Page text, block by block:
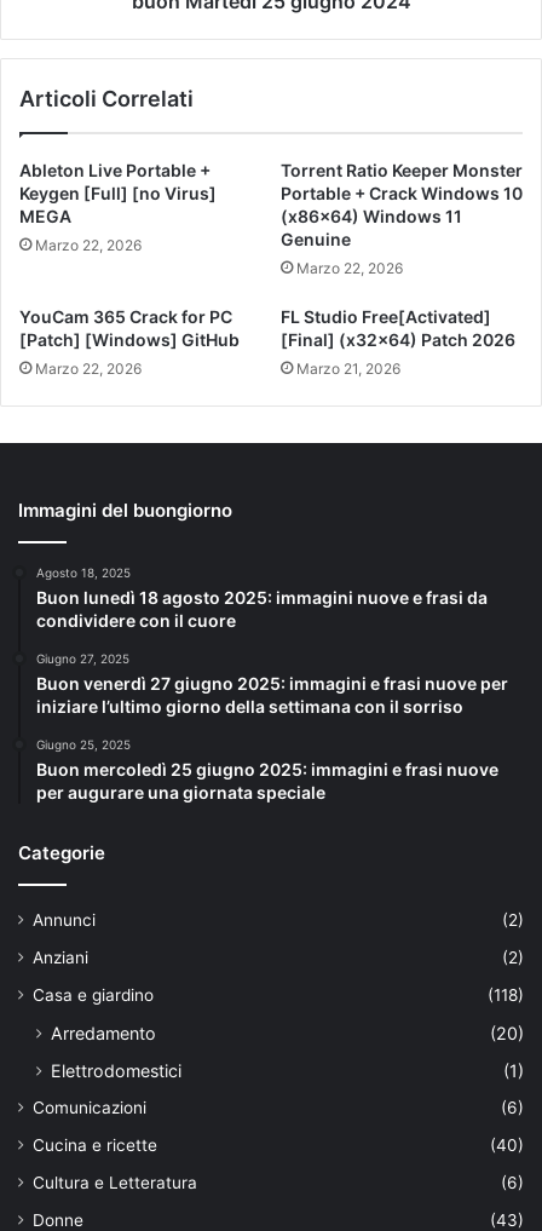
Articoli Correlati
Ableton Live Portable +
Keygen [Full] [no Virus]
MEGA
Marzo 22, 2026
Torrent Ratio Keeper Monster
Portable + Crack Windows 10
(x86x64) Windows 11
Genuine
Marzo 22, 2026
YouCam 365 Crack for PC
[Patch] [Windows] GitHub
Marzo 22, 2026
FL Studio Free[Activated]
[Final] (x32x64) Patch 2026
Marzo 21, 2026
Immagini del buongiorno
Agosto 18, 2025
Buon lunedì 18 agosto 2025: immagini nuove e frasi da
condividere con il cuore
Giugno 27, 2025
Buon venerdì 27 giugno 2025: immagini e frasi nuove per
iniziare l’ultimo giorno della settimana con il sorriso
Giugno 25, 2025
Buon mercoledì 25 giugno 2025: immagini e frasi nuove
per augurare una giornata speciale
Categorie
Annunci
(2)
Anziani
(2)
Casa e giardino
(118)
Arredamento
(20)
Elettrodomestici
(1)
Comunicazioni
(6)
Cucina e ricette
(40)
Cultura e Letteratura
(6)
Donne
(43)